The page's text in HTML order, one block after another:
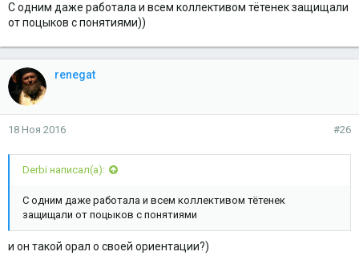
С одним даже работала и всем коллективом тётенек защищали
от поцыков с понятиями))
renegat
18 Ноя 2016 #26
Derbi написал(а):
С одним даже работала и всем коллективом тётенек
защищали от поцыков с понятиями
и он такой орал о своей ориентации?)